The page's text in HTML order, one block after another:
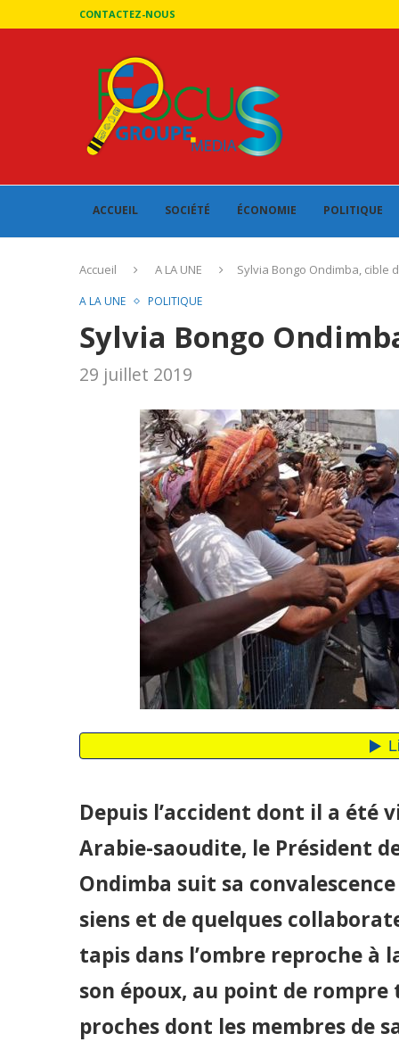
CONTACTEZ-NOUS
ACCUEIL SOCIÉTÉ ÉCONOMIE POLITIQUE
Accueil A LA UNE Sylvia Bongo Ondimba, cible
A LA UNE POLITIQUE
Sylvia Bongo
29 juillet 2019
Depuis l’accident dont il a été
Arabie-saoudite, le Président
Ondimba suit sa
siens et de quelques
tapis dans l’ombre reproche à
son époux, au point de
proches dont les membres de